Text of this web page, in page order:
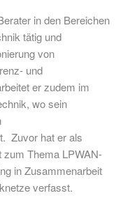
in den Bereichen
tätig und
von
und
er zudem im
wo sein
Zuvor hat er als
zum Thema LPWAN-
in Zusammenarbeit
verfasst.